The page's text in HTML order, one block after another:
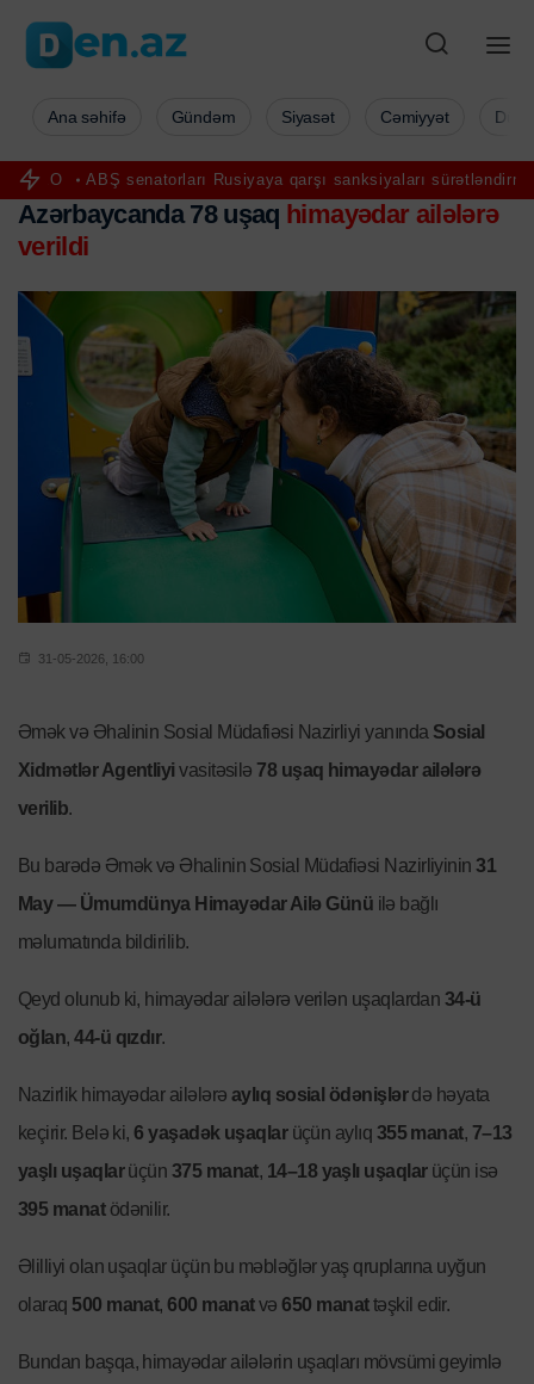
ABŞ senatorları Rusiyaya qarşı sanksiyaları sürətləndirmək istəyir
Ana səhifə Gündəm Siyasət Cəmiyyət
Azərbaycanda 78 uşaq himayədar ailələrə
verildi
31-05-2026, 16:00
Əmək və Əhalinin Sosial Müdafiəsi Nazirliyi yanında Sosial
Xidmətlər Agentliyi vasitəsilə 78 uşaq himayədar ailələrə
verilib.
Bu barədə Əmək və Əhalinin Sosial Müdafiəsi Nazirliyinin 31
May — Ümumdünya Himayədar Ailə Günü ilə bağlı
məlumatında bildirilib.
Qeyd olunub ki, himayədar ailələrə verilən uşaqlardan 34-ü
oğlan,44-ü qızdır.
Nazirlik himayədar ailələrə aylıq sosial ödənişlərdə həyata
keçirir. Belə ki, 6 yaşadək uşaqlarüçün aylıq 355 manat, 7–13
yaşlı uşaqlarüçün 375 manat, 14–18 yaşlı uşaqlarüçün isə
395 manatödənilir.
Əlilliyi olan uşaqlar üçün bu məbləğlər yaş qruplarına uyğun
olaraq 500 manat, 600 manatvə 650 manattəşkil edir.
Bundan başqa, himayədar ailələrin uşaqları mövsümi geyimlə